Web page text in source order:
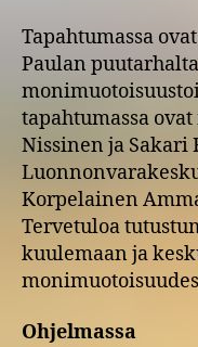
Tapahtumassa
Paulan
tapahtumassa
Nissinen ja Sakari
Korpelainen
Tervetuloa
kuulemaan ja
Ohjelmassa